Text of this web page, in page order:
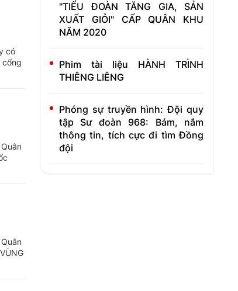
có
cống
"TIỂU ĐOÀN TĂNG GIA, SẢN
XUẤT GIỎI" CẤP QUÂN KHU
NĂM 2020
Phim tài liệu HÀNH TRÌNH
THIÊNG LIÊNG
Phóng sự truyền hình: Đội quy
tập Sư đoàn 968: Bám, nắm
thông tin, tích cực đi tìm Đồng
đội